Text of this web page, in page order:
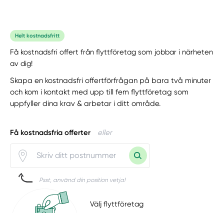
Helt kostnadsfritt
Få kostnadsfri offert från flyttföretag som jobbar i närheten
av dig!
Skapa en kostnadsfri offertförfrågan på bara två minuter
och kom i kontakt med upp till fem flyttföretag som
uppfyller dina krav & arbetar i ditt område.
Få kostnadsfria offerter eller
Psst, använd din position vetja!
Välj flyttföretag